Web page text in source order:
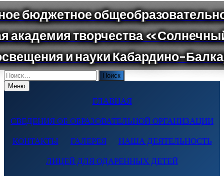
Поиск
по:Меню
ГЛАВНАЯ
СВЕДЕНИЯ ОБ ОБРАЗОВАТЕЛЬНОЙ ОРГАНИЗАЦИИ
КОНТАКТЫ ГАЛЕРЕЯ НАША ДЕЯТЕЛЬНОСТЬ
ЛИЦЕЙ ДЛЯ ОДАРЕННЫХ ДЕТЕЙ